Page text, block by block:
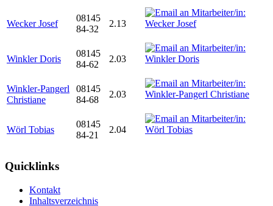
Wecker Josef
08145
84-32
2.13
Winkler Doris
08145
84-62
2.03
Winkler-Pangerl
Christiane
08145
84-68
2.03
Wörl Tobias
08145
84-21
2.04
Quicklinks
Kontakt
Inhaltsverzeichnis